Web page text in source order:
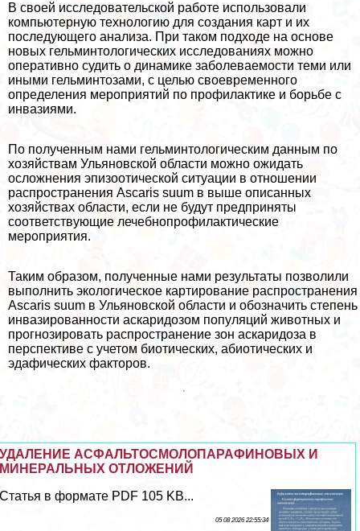
В своей исследовательской работе использовали
компьютерную технологию для создания карт и их
последующего анализа. При таком подходе на основе
новых гельминтологических исследованиях можно
оперативно судить о динамике заболеваемости теми или
иными гельминтозами, с целью своевременного
определения мероприятий по профилактике и борьбе с
инвазиями.
По полученным нами гельминтологическим данным по
хозяйствам Ульяновской области можно ожидать
осложнения эпизоотической ситуации в отношении
распространения Ascaris suum в выше описанных
хозяйствах области, если не будут предприняты
соответствующие лечебнопрофилактические
мероприятия.
Таким образом, полученные нами результаты позволили
выполнить экологическое картирование распространения
Ascaris suum в Ульяновской области и обозначить степень
инвазированности аскаридозом популяций животных и
прогнозировать распространение зон аскаридоза в
перспективе с учетом биотических, абиотических и
эдафических факторов.
УДАЛЕНИЕ АСФАЛЬТОСМОЛОПАРАФИНОВЫХ И
МИНЕРАЛЬНЫХ ОТЛОЖЕНИЙ
Статья в формате PDF 105 KB...
05 08 2026 22:55:34